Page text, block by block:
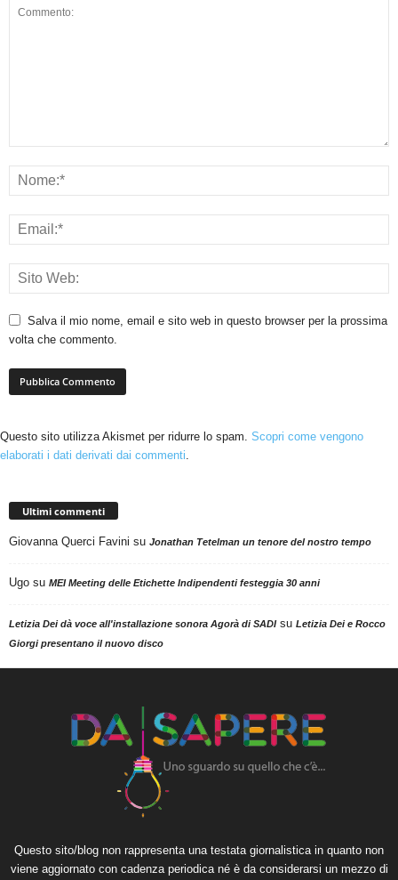
Salva il mio nome, email e sito web in questo browser per la prossima
volta che commento.
Questo sito utilizza Akismet per ridurre lo spam. Scopri come vengono
elaborati i dati derivati dai commenti.
Ultimi commenti
Giovanna Querci Favini su Jonathan Tetelman un tenore del nostro tempo
Ugo su MEI Meeting delle Etichette Indipendenti festeggia 30 anni
Letizia Dei dà voce all'installazione sonora Agorà di SADIsu Letizia Dei e Rocco
Giorgi presentano il nuovo disco
Questo sito/blog non rappresenta una testata giornalistica in quanto non
viene aggiornato con cadenza periodica né è da considerarsi un mezzo di